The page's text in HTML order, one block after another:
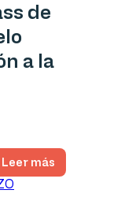
de
a la
Leer más